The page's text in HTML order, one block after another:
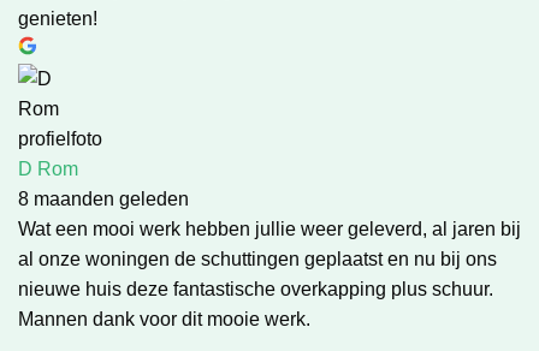
genieten!
D Rom
8 maanden geleden
Wat een mooi werk hebben jullie weer geleverd, al jaren bij
al onze woningen de schuttingen geplaatst en nu bij ons
nieuwe huis deze fantastische overkapping plus schuur.
Mannen dank voor dit mooie werk.